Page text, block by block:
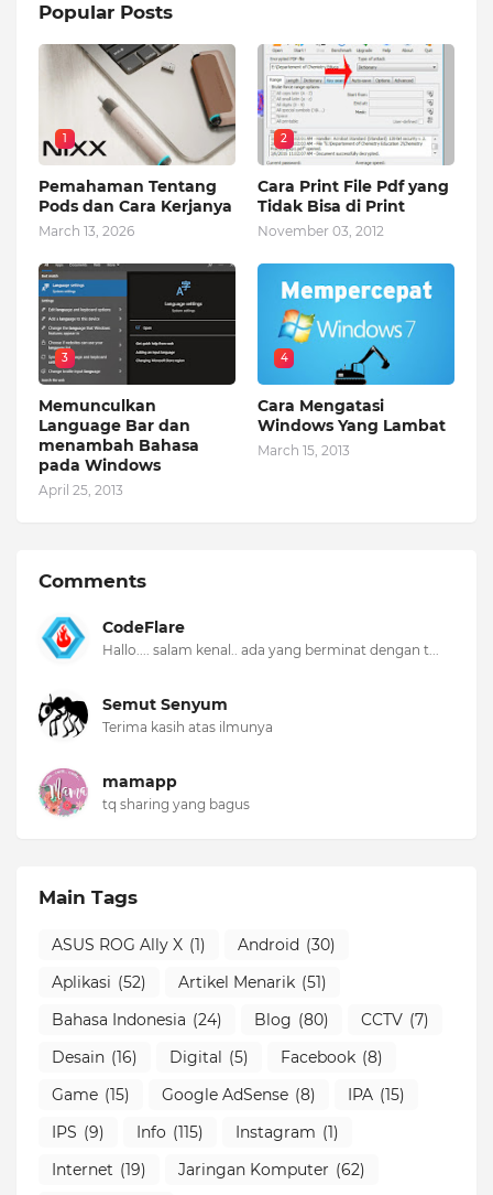
Popular Posts
1
Pemahaman Tentang
Pods dan Cara Kerjanya
March 13, 2026
2
Cara Print File Pdf yang
Tidak Bisa di Print
November 03, 2012
3
Memunculkan
Language Bar dan
menambah Bahasa
pada Windows
April 25, 2013
4
Cara Mengatasi
Windows Yang Lambat
March 15, 2013
Comments
CodeFlare
Hallo.... salam kenal.. ada yang berminat dengan t...
Semut Senyum
Terima kasih atas ilmunya
mamapp
tq sharing yang bagus
Main Tags
ASUS ROG Ally X (1) Android (30)
Aplikasi (52) Artikel Menarik (51)
Bahasa Indonesia (24) Blog (80) CCTV (7)
Desain (16) Digital (5) Facebook (8)
Game (15) Google AdSense (8) IPA (15)
IPS (9) Info (115) Instagram (1)
Internet (19) Jaringan Komputer (62)